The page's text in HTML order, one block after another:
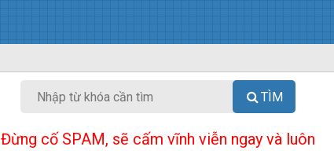
TÌM
Đừng cố SPAM, sẽ cấm vĩnh viễn ngay và luôn